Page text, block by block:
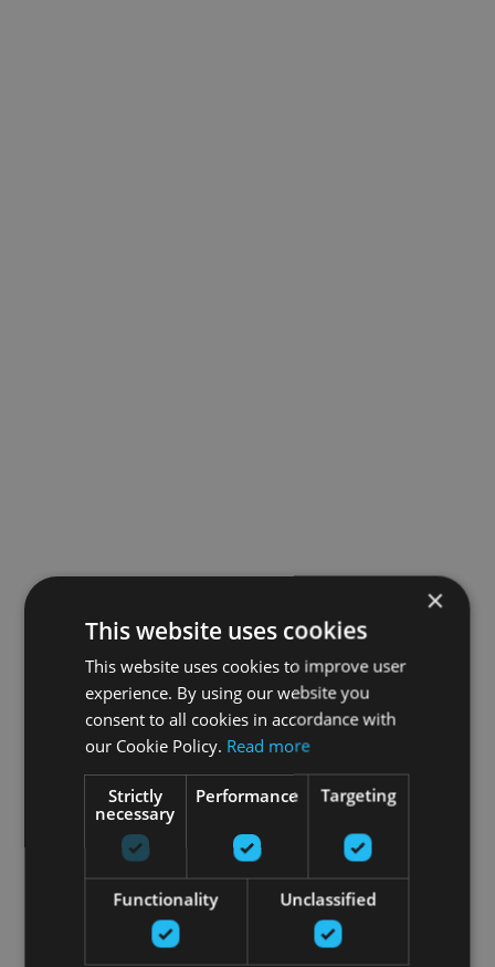
×
This website uses cookies
This website uses cookies to improve user
experience. By using our website you
consent to all cookies in accordance with
our Cookie Policy. Read more
Strictly
necessary
Performance Targeting
Functionality Unclassified